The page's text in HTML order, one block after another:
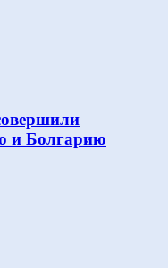
и Болгарию